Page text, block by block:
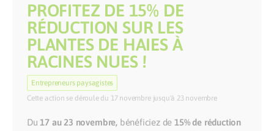
PROFITEZ DE 15% DE
RÉDUCTION SUR LES
PLANTES DE HAIES À
RACINES NUES !
Entrepreneurs paysagistes
Cette action se déroule du 17 novembre jusqu'à 23 novembre
Du 17 au 23 novembre, bénéficiez de 15% de réduction